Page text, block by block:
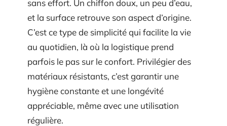
sans effort. Un chiffon doux, un peu d’eau,
et la surface retrouve son aspect d’origine.
C’est ce type de simplicité qui facilite la vie
au quotidien, là où la logistique prend
parfois le pas sur le confort. Privilégier des
matériaux résistants, c’est garantir une
hygiène constante et une longévité
appréciable, même avec une utilisation
régulière.